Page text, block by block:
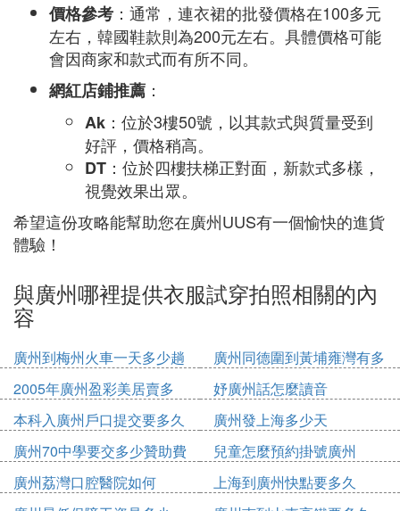
價格參考 ：通常，連衣裙的批發價格在100多元
左右，韓國鞋款則為200元左右。具體價格可能
會因商家和款式而有所不同。
網紅店鋪推薦 ：
Ak ：位於3樓50號，以其款式與質量受到
好評，價格稍高。
DT ：位於四樓扶梯正對面，新款式多樣，
視覺效果出眾。
希望這份攻略能幫助您在廣州UUS有一個愉快的進貨
體驗！
與廣州哪裡提供衣服試穿拍照相關的內
容
廣州到梅州火車一天多少趟
廣州同德圍到黃埔雍灣有多
少公里
2005年廣州盈彩美居賣多
少錢
妤廣州話怎麼讀音
本科入廣州戶口提交要多久
廣州發上海多少天
廣州70中學要交多少贊助費
兒童怎麼預約掛號廣州
廣州荔灣口腔醫院如何
上海到廣州快點要多久